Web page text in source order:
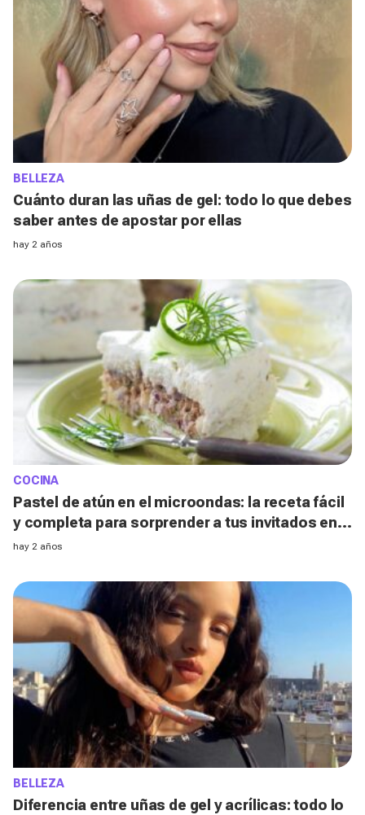
BELLEZA
Cuánto duran las uñas de gel: todo lo que debes
saber antes de apostar por ellas
hay 2 años
COCINA
Pastel de atún en el microondas: la receta fácil
y completa para sorprender a tus invitados en
tan solo 10 minutos
hay 2 años
BELLEZA
Diferencia entre uñas de gel y acrílicas: todo lo